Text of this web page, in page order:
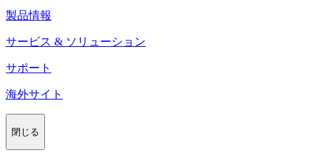
製品情報
サービス & ソリューション
サポート
海外サイト
閉じる